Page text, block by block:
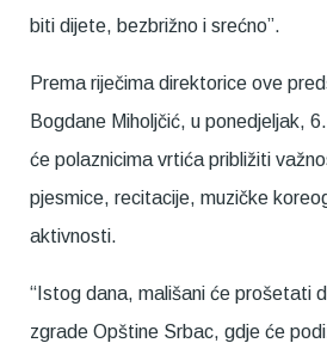
biti dijete, bezbrižno i srećno”.
Prema riječima direktorice ove
Bogdane Miholjčić, u ponedjeljak,
će polaznicima vrtića približiti
pjesmice, recitacije, muzičke
aktivnosti.
“Istog dana, mališani će prošetati
zgrade Opštine Srbac, gdje će